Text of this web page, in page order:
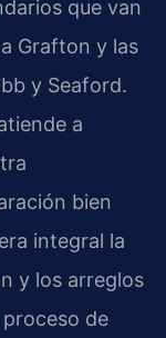
que van
Grafton y las
y Seaford.
a
bien
integral la
y los arreglos
de